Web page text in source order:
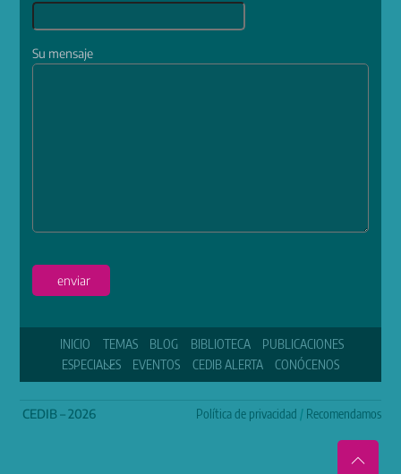
Su mensaje
enviar
INICIO TEMAS BLOG BIBLIOTECA
PUBLICACIONES
ESPECIALES
EVENTOS CEDIB ALERTA CONÓCENOS
CEDIB – 2026 Política de privacidad / Recomendamos